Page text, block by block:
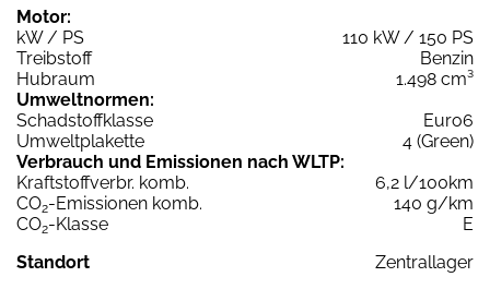
Motor:
kW / PS
110 kW / 150 PS
Treibstoff
Benzin
Hubraum
1.498 cm³
Umweltnormen:
Schadstoffklasse
Euro6
Umweltplakette
4 (Green)
Verbrauch und Emissionen nach WLTP:
Kraftstoffverbr. komb.
6,2 l/100km
CO2-Emissionen komb.
140 g/km
CO2-Klasse
E
Standort
Zentrallager